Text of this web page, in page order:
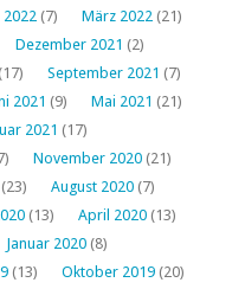
(7) März 2022 (21)
Dezember 2021 (2)
(17) September 2021 (7)
2021 (9) Mai 2021 (21)
2021 (17)
November 2020 (21)
(23) August 2020 (7)
(13) April 2020 (13)
Januar 2020 (8)
(13) Oktober 2019 (20)